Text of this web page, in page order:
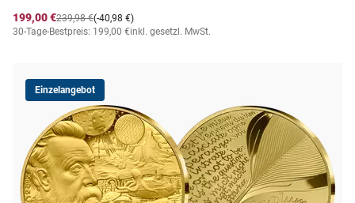
199,00 €
(-40,98 €)
239,98 €
30-Tage-Bestpreis: 199,00 €inkl. gesetzl. MwSt.
Einzelangebot